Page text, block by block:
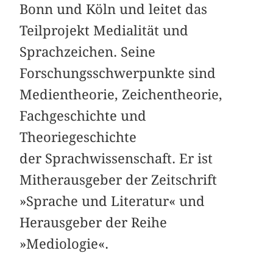
Bonn und Köln und leitet das
Teilprojekt Medialität und
Sprachzeichen. Seine
Forschungsschwerpunkte sind
Medientheorie, Zeichentheorie,
Fachgeschichte und
Theoriegeschichte
der Sprachwissenschaft. Er ist
Mitherausgeber der Zeitschrift
»Sprache und Literatur« und
Herausgeber der Reihe
»Mediologie«.